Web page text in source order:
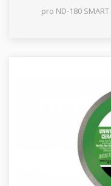
pro ND-180 SMART